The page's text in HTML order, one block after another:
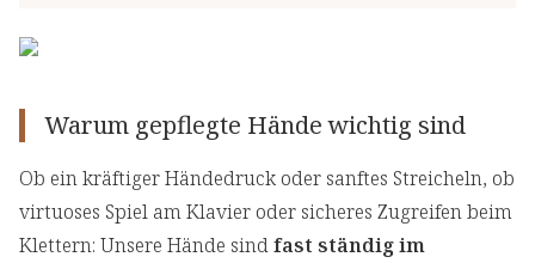
Warum gepflegte Hände wichtig sind
Ob ein kräftiger Händedruck oder sanftes Streicheln, ob
virtuoses Spiel am Klavier oder sicheres Zugreifen beim
Klettern: Unsere Hände sindfast ständig im